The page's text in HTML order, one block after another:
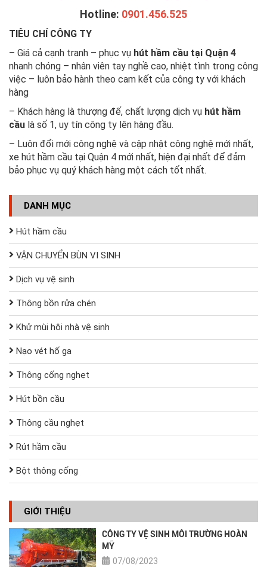
Hotline: 0901.456.525
TIÊU CHÍ CÔNG TY
– Giá cả cạnh tranh – phục vụ hút hầm cầu tại Quận 4
nhanh chóng – nhân viên tay nghề cao, nhiệt tình trong công
việc – luôn bảo hành theo cam kết của công ty với khách
hàng
– Khách hàng là thượng đế, chất lượng dịch vụ hút hầm
cầu là số 1, uy tín công ty lên hàng đầu.
– Luôn đổi mới công nghệ và cập nhật công nghệ mới nhất,
xe hút hầm cầu tại Quận 4 mới nhất, hiện đại nhất để đảm
bảo phục vụ quý khách hàng một cách tốt nhất.
DANH MỤC
Hút hầm cầu
VẬN CHUYỂN BÙN VI SINH
Dịch vụ vệ sinh
Thông bồn rửa chén
Khử mùi hôi nhà vệ sinh
Nạo vét hố ga
Thông cống nghẹt
Hút bồn cầu
Thông cầu nghẹt
Rút hầm cầu
Bột thông cống
GIỚI THIỆU
CÔNG TY VỆ SINH MÔI TRƯỜNG HOÀN
MỸ
07/08/2023